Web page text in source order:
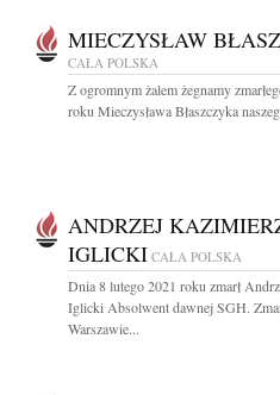
MIECZYSŁAW
CAŁA POLSKA
Z ogromnym żalem żegnamy
roku Mieczysława Błaszczyka
ANDRZEJ
IGLICKI CAŁA POLSKA
Dnia 8 lutego 2021 roku zmarł
Iglicki Absolwent dawnej SGH.
Warszawie...